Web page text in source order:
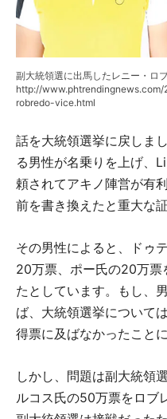
副大統領選に出馬したレニー・ロ
http://
robredo-vice.html
話を大統領選挙に戻しま
る男性が名乗りを上げ、
頼されてアキノ陣営が有
前を書き換えたと重大な
その男性によると、ドゥ
20万票、ポー氏の20万票
たとしています。もし、
ば、大統領選挙について
得票に及ばなかったことに
しかし、問題は副大統領
ルコス氏の50万票をロブ